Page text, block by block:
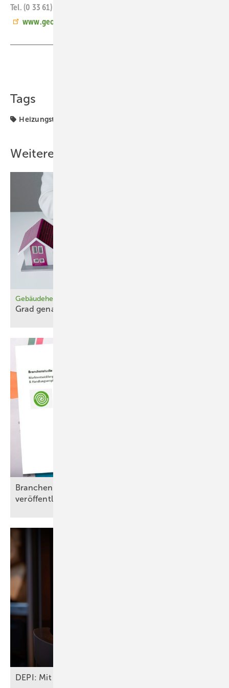
Tel. (0 33 61) 37 64 20
www.geoclimadesign.com
Tags
Heizungstechnik
Weitere Inhalte
Gebäudeheizlast mit Heizgradtagen berechnen
Grad genau
Branchenstudie: Wärmepumpenbranche
veröffentlicht vorsichtige
DEPI: Mit Pellets die Abhängigkeit von Gas und Öl